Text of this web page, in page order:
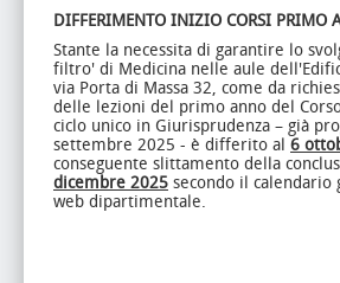
DIFFERIMENTO INIZIO CORSI PRIMO
Stante la necessita di garantire lo
filtro' di Medicina nelle aule
via Porta di Massa 32, come da
delle lezioni del primo anno del
ciclo unico in Giurisprudenza – già
settembre 2025 - è differito al 6
conseguente slittamento della
dicembre 2025 secondo il calendario
web dipartimentale.